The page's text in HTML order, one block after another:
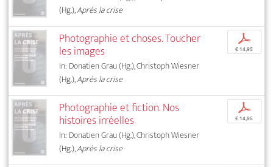
(Hg.),Après la crise
Photographie et choses. Toucher
les images
In: Donatien Grau (Hg.), Christoph Wiesner
(Hg.),Après la crise
p
€ 14,95
Photographie et fiction. Nos
histoires irréelles
In: Donatien Grau (Hg.), Christoph Wiesner
(Hg.),Après la crise
p
€ 14,95